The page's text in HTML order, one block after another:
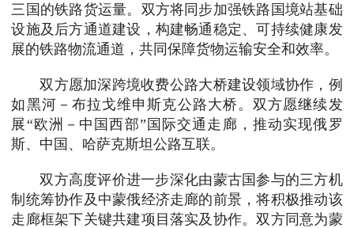
三国的铁路货运量。双方将同步加强铁路国境站基础
设施及后方通道建设，构建畅通稳定、可持续健康发
展的铁路物流通道，共同保障货物运输安全和效率。
双方愿加深跨境收费公路大桥建设领域协作，例
如黑河－布拉戈维申斯克公路大桥。双方愿继续发
展“欧洲－中国西部”国际交通走廊，推动实现俄罗
斯、中国、哈萨克斯坦公路互联。
双方高度评价进一步深化由蒙古国参与的三方机
制统筹协作及中蒙俄经济走廊的前景，将积极推动该
走廊框架下关键共建项目落实及协作。双方同意为蒙